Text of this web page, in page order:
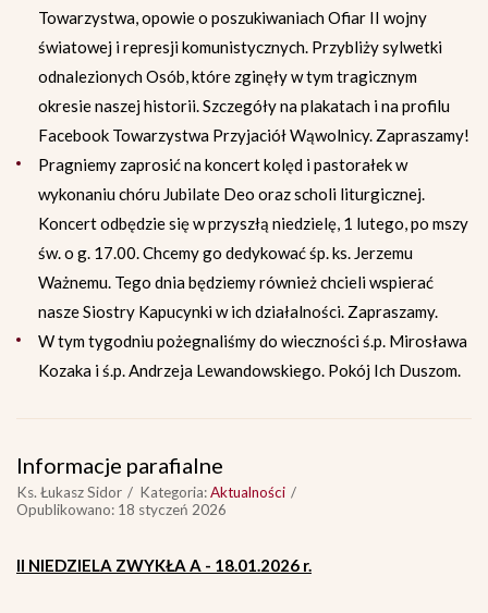
Towarzystwa, opowie o poszukiwaniach Ofiar II wojny
światowej i represji komunistycznych. Przybliży sylwetki
odnalezionych Osób, które zginęły w tym tragicznym
okresie naszej historii. Szczegóły na plakatach i na profilu
Facebook Towarzystwa Przyjaciół Wąwolnicy. Zapraszamy!
Pragniemy zaprosić na koncert kolęd i pastorałek w
wykonaniu chóru Jubilate Deo oraz scholi liturgicznej.
Koncert odbędzie się w przyszłą niedzielę, 1 lutego, po mszy
św. o g. 17.00. Chcemy go dedykować śp. ks. Jerzemu
Ważnemu. Tego dnia będziemy również chcieli wspierać
nasze Siostry Kapucynki w ich działalności. Zapraszamy.
W tym tygodniu pożegnaliśmy do wieczności ś.p. Mirosława
Kozaka i ś.p. Andrzeja Lewandowskiego. Pokój Ich Duszom.
Informacje parafialne
Ks. Łukasz Sidor Kategoria:Aktualności
Opublikowano: 18 styczeń 2026
II NIEDZIELA ZWYKŁA A - 18.01.2026 r.